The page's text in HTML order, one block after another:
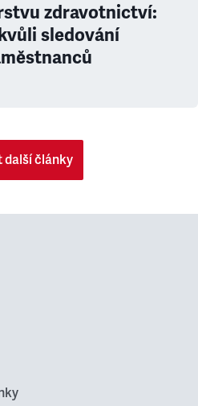
zdravotnictví:
sledování
další články